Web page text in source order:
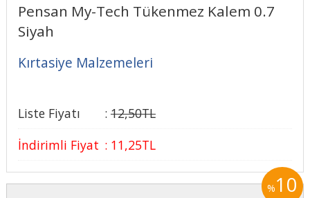
Pensan My-Tech Tükenmez Kalem 0.7
Siyah
Kırtasiye Malzemeleri
Liste Fiyatı : 12,50TL
İndirimli Fiyat : 11,25TL
%10